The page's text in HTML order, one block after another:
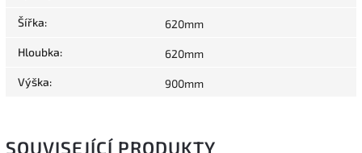
Šířka: 620mm
Hloubka: 620mm
Výška: 900mm
SOUVISEJÍCÍ PRODUKTY